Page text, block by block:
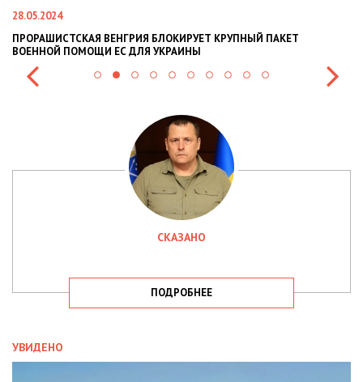
28.05.2024
ПРОРАШИСТСКАЯ ВЕНГРИЯ БЛОКИРУЕТ КРУПНЫЙ ПАКЕТ
ВОЕННОЙ ПОМОЩИ ЕС ДЛЯ УКРАИНЫ
СКАЗАНО
ПОДРОБНЕЕ
УВИДЕНО